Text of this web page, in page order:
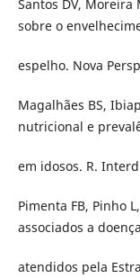
Santos DV, Moreira
sobre o
espelho. Nova
Magalhães BS,
nutricional e
em idosos. R.
Pimenta FB, Pinho
associados a
atendidos pela